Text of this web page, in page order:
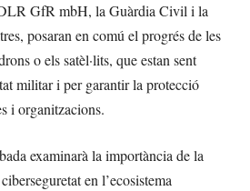
GfR mbH, la Guàrdia Civil i la
posaran en comú el progrés de les
o els satèl·lits, que estan sent
militar i per garantir la protecció
i organitzacions.
examinarà la importància de la
en l’ecosistema